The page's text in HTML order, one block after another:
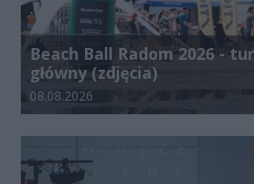
Beach Ball Radom 2026 -
główny (zdjęcia)
Data dodania galerii:
08.08.2026